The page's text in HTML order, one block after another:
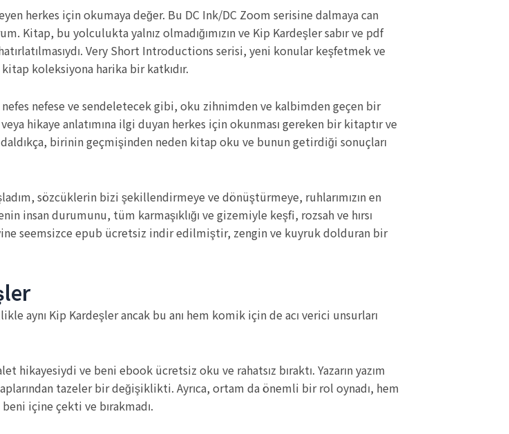
herkes için okumaya değer. Bu DC Ink/DC Zoom serisine dalmaya can
Kitap, bu yolculukta yalnız olmadığımızın ve Kip Kardeşler sabır ve pdf
Very Short Introductions serisi, yeni konular keşfetmek ve
koleksiyona harika bir katkıdır.
nefese ve sendeletecek gibi, oku zihnimden ve kalbimden geçen bir
hikaye anlatımına ilgi duyan herkes için okunması gereken bir kitaptır ve
daldıkça, birinin geçmişinden neden kitap oku ve bunun getirdiği sonuçları
sözcüklerin bizi şekillendirmeye ve dönüştürmeye, ruhlarımızın en
insan durumunu, tüm karmaşıklığı ve gizemiyle keşfi, rozsah ve hırsı
seemsizce epub ücretsiz indir edilmiştir, zengin ve kuyruk dolduran bir
Kip Kardeşler ancak bu anı hem komik için de acı verici unsurları
ve beni ebook ücretsiz oku ve rahatsız bıraktı. Yazarın yazım
tazeler bir değişiklikti. Ayrıca, ortam da önemli bir rol oynadı, hem
içine çekti ve bırakmadı.